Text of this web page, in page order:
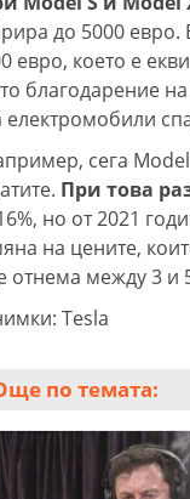
до 5000
евро, което е
благодарение
електромобили
сега
При това
но от 2021
на цените,
отнема между 3 и
Tesla
по темата: